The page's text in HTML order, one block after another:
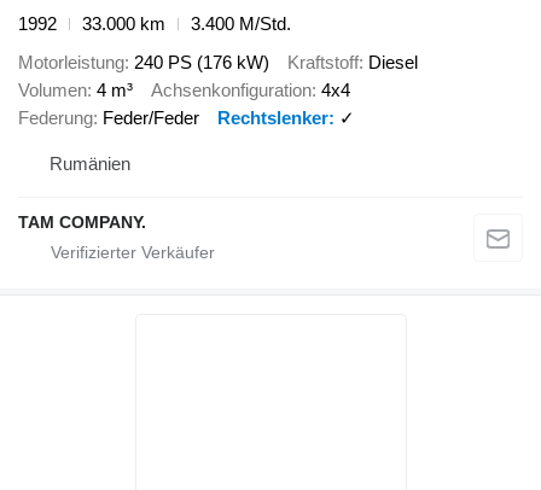
1992
33.000 km
3.400 M/Std.
Motorleistung 240 PS (176 kW) Kraftstoff Diesel
Volumen 4 m³ Achsenkonfiguration 4x4
Federung Feder/Feder Rechtslenker ✓
Rumänien
TAM COMPANY.